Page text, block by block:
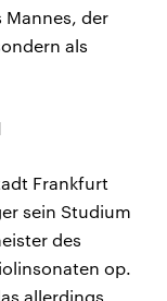
Mannes, der
als
Frankfurt
sein Studium
des
op.
allerdings